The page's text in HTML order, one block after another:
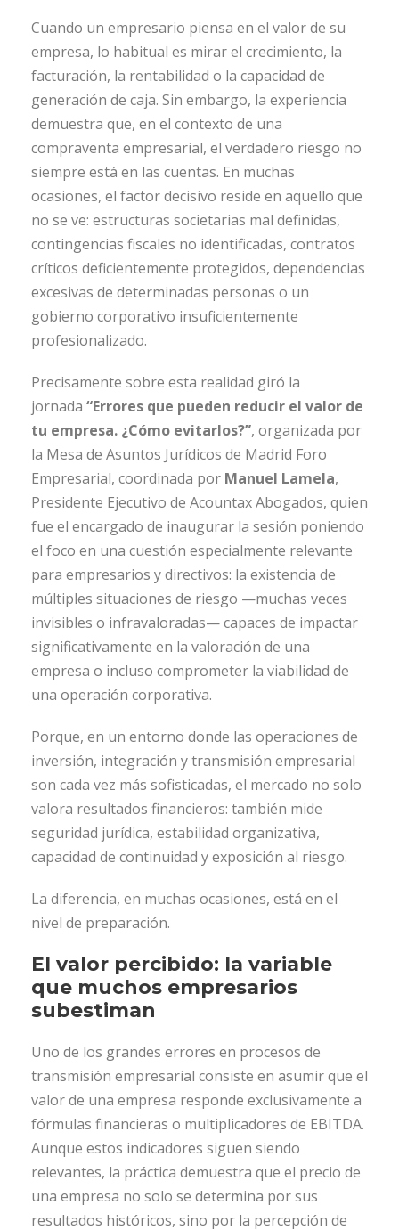
Cuando un empresario piensa en el valor de su
empresa, lo habitual es mirar el crecimiento, la
facturación, la rentabilidad o la capacidad de
generación de caja. Sin embargo, la experiencia
demuestra que, en el contexto de una
compraventa empresarial, el verdadero riesgo no
siempre está en las cuentas. En muchas
ocasiones, el factor decisivo reside en aquello que
no se ve: estructuras societarias mal definidas,
contingencias fiscales no identificadas, contratos
críticos deficientemente protegidos, dependencias
excesivas de determinadas personas o un
gobierno corporativo insuficientemente
profesionalizado.
Precisamente sobre esta realidad giró la
jornada “Errores que pueden reducir el valor de
tu empresa. ¿Cómo evitarlos?”, organizada por
la Mesa de Asuntos Jurídicos de Madrid Foro
Empresarial, coordinada por Manuel Lamela,
Presidente Ejecutivo de Acountax Abogados, quien
fue el encargado de inaugurar la sesión poniendo
el foco en una cuestión especialmente relevante
para empresarios y directivos: la existencia de
múltiples situaciones de riesgo —muchas veces
invisibles o infravaloradas— capaces de impactar
significativamente en la valoración de una
empresa o incluso comprometer la viabilidad de
una operación corporativa.
Porque, en un entorno donde las operaciones de
inversión, integración y transmisión empresarial
son cada vez más sofisticadas, el mercado no solo
valora resultados financieros: también mide
seguridad jurídica, estabilidad organizativa,
capacidad de continuidad y exposición al riesgo.
La diferencia, en muchas ocasiones, está en el
nivel de preparación.
El valor percibido: la variable
que muchos empresarios
subestiman
Uno de los grandes errores en procesos de
transmisión empresarial consiste en asumir que el
valor de una empresa responde exclusivamente a
fórmulas financieras o multiplicadores de EBITDA.
Aunque estos indicadores siguen siendo
relevantes, la práctica demuestra que el precio de
una empresa no solo se determina por sus
resultados históricos, sino por la percepción de